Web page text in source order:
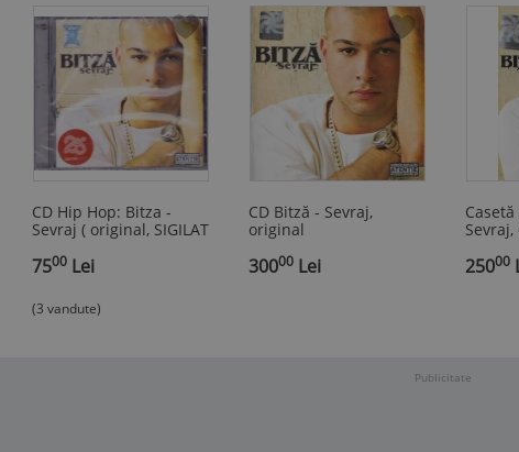
CD Hip Hop: Bitza -
Sevraj ( original, SIGILAT
7500Lei
(3 vandute)
CD Bitză - Sevraj,
original
30000Lei 25000
Publicitate